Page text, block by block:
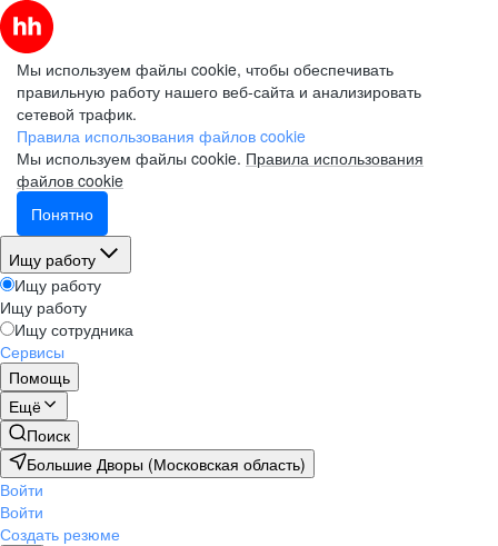
Мы используем файлы cookie, чтобы обеспечивать
правильную работу нашего веб-сайта и анализировать
сетевой трафик.
Правила использования файлов cookie
Мы используем файлы cookie. Правила использования
файлов cookie
Понятно
Ищу работу
Ищу работу
Ищу работу
Ищу сотрудника
Сервисы
Помощь
Ещё
Поиск
Большие Дворы (Московская область)
Войти
Войти
Создать резюме